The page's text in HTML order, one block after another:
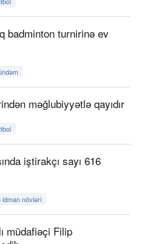
badminton turnirinə ev
məğlubiyyətlə qayıdır
iştirakçı sayı 616
idman növləri
müdafiəçi Filip